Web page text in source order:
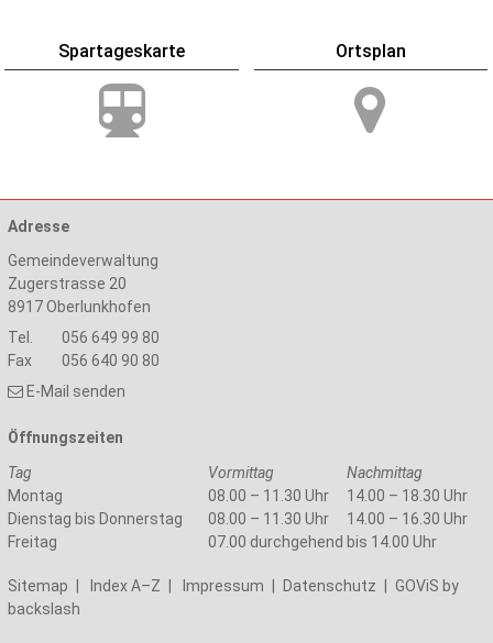
Spartageskarte Ortsplan
Adresse
Gemeindeverwaltung
Zugerstrasse 20
8917 Oberlunkhofen
Tel.
056 649 99 80
Fax
056 640 90 80
E-Mail senden
Öffnungszeiten
Tag
Vormittag
Nachmittag
Montag
08.00 – 11.30 Uhr
14.00 – 18.30 Uhr
Dienstag bis Donnerstag
08.00 – 11.30 Uhr
14.00 – 16.30 Uhr
Freitag
07.00 durchgehend bis 14.00 Uhr
Sitemap Index A–Z Impressum Datenschutz GOViS by
backslash